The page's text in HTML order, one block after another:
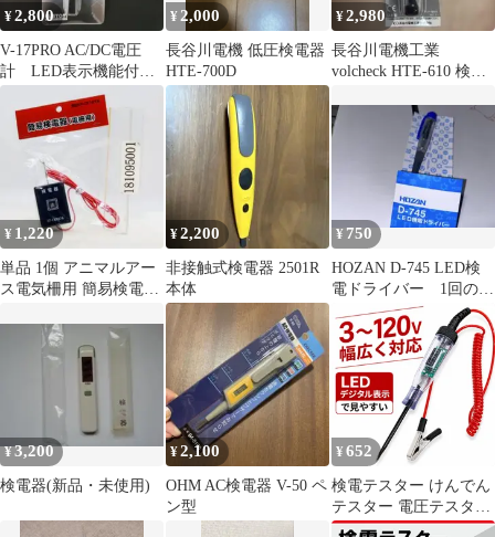
¥2,800
V-17PRO AC/DC電圧
計 LED表示機能付
き 検電器
¥ 2,000
長谷川電機 低圧検電器
HTE-700D
¥2,980
長谷川電機工業
volcheck HTE-610 検電
¥ 1,220
単品 1個 アニマルアー
ス電気柵用 簡易検電器
¥2,200
非接触式検電器 2501R
本体
¥750
HOZAN D-745 LED検
電ドライバー 1回のみ
使用/要接触調整
¥3,200
検電器(新品・未使用)
¥2,100
OHM AC検電器 V-50 ペ
ン型
¥ 652
検電テスター けんでん
テスター 電圧テスター
検電器 ペン型 コード付